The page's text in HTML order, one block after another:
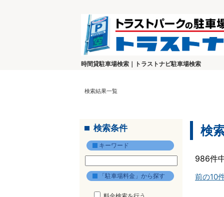
時間貸駐車場検索｜トラストナビ駐車場検索
検索結果一覧
検索条件
キーワード
「駐車場料金」から探す
検
986件
前の10